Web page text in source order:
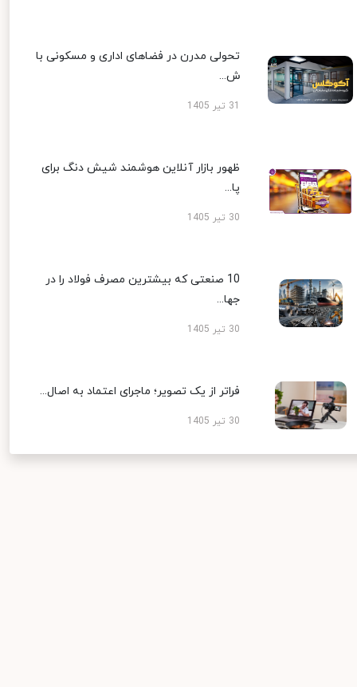
تحولی مدرن در فضاهای اداری و مسکونی با
ش...
ظهور بازار آنلاین هوشمند شیش دنگ برای
پا...
30 تیر 1405
10 صنعتی که بیشترین مصرف فولاد را در
جها...
30 تیر 1405
فراتر از یک تصویر؛ ماجرای اعتماد به اصال...
30 تیر 1405